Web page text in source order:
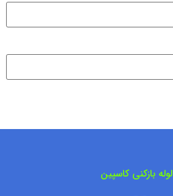
لوله بازکنی کاسپین